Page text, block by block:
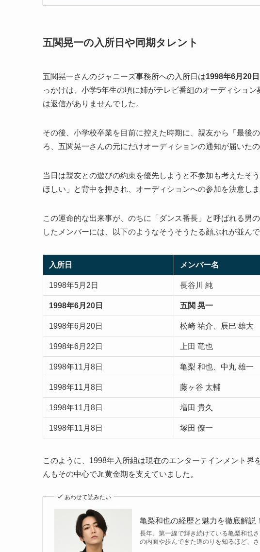
五関晃一の入所日や同期タレント
五関晃一さんのジャニーズ事務所への入所日は1998年6月20日
っかけは、小学5年生の頃に姉がテレビ番組のオーディショ
は返信がありませんでした。
その後、小学校卒業を目前に控えた時期に、親友から「最後
ろ、五関晃一さんの元にだけオーディションの通知が届いたの
当日は親友との遊びの約束を優先しようと不参加も考えたそ
ほしい」と背中を押され、オーディションへの参加を決意しま
この運命的な出来事が、のちに「ダンス番長」と呼ばれる男
したメンバーには、以下のようなそうそうたる顔ぶれが並んで
入所日 メンバー名
1998年5月2日 長谷川 純
1998年6月20日 五関 晃一
1998年6月20日 松崎 祐介、辰巳 雄大
1998年6月22日 上田 竜也
1998年11月8日 亀梨 和也、中丸 雄一
1998年11月8日 藤ヶ谷 太輔
1998年11月8日 増田 貴久
1998年11月8日 塚田 僚一
このように、1998年入所組は現在のエンターテインメント界
んもその中心でJr.黄金期を支えていました。
あわせて読みたい
亀梨和也の経歴と魅力を徹底解説
長年、第一線で輝き続けている亀梨和也
の内面や歩んできた道のりを知るほど、